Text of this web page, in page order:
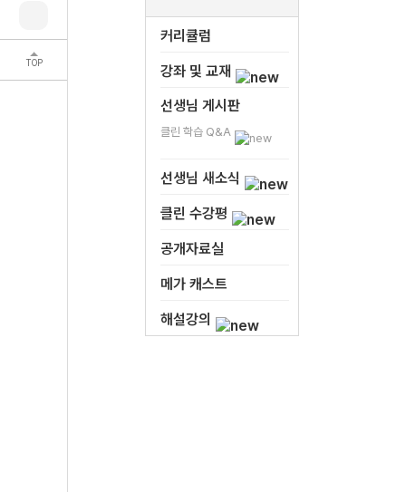
TOP
커리큘럼
강좌 및 교재
선생님 게시판
클린 학습 Q&A
선생님 새소식
클린 수강평
공개자료실
메가 캐스트
해설강의